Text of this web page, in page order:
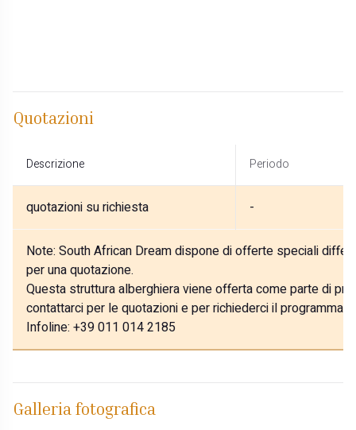
Quotazioni
Descrizione Periodo
quotazioni su richiesta -
Note: South African Dream dispone di offerte speciali
per una quotazione.
Questa struttura alberghiera viene offerta come parte di
contattarci per le quotazioni e per richiederci il programma
Infoline: +39 011 014 2185
Galleria fotografica